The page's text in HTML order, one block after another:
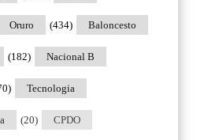
Oruro Baloncesto
(434)
Nacional B
(182)
Tecnologia
CPDO
(20)